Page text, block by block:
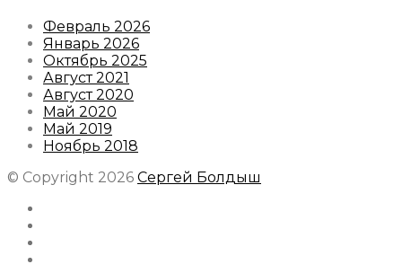
Февраль 2026
Январь 2026
Октябрь 2025
Август 2021
Август 2020
Май 2020
Май 2019
Ноябрь 2018
© Copyright 2026 Сергей Болдыш